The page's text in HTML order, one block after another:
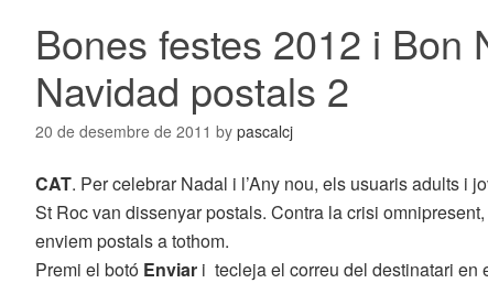
Bones festes 2012 i Bon
Navidad postals 2
20 de desembre de 2011 by pascalcj
CAT. Per celebrar Nadal i l’Any nou, els usuaris adults i
St Roc van dissenyar postals. Contra la crisi
enviem postals a tothom.
Premi el botó Enviar i tecleja el correu del destinatari en